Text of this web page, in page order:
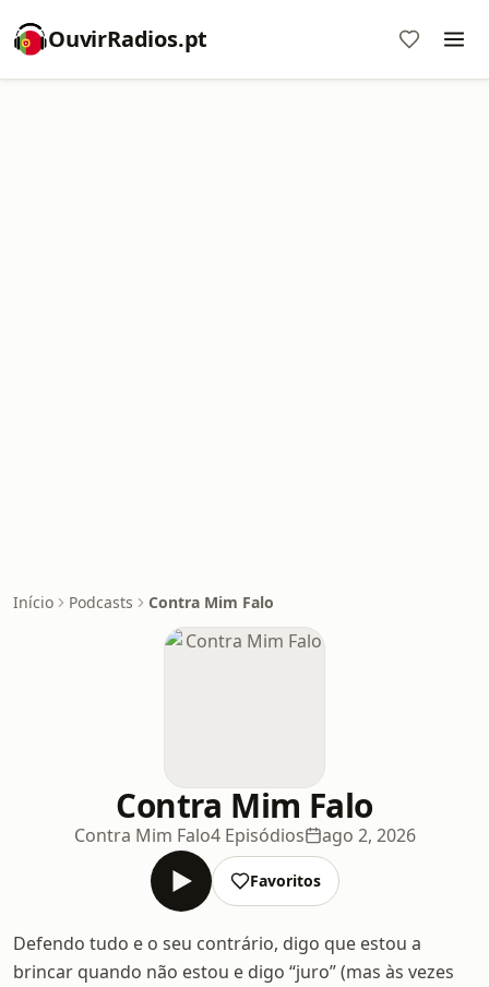
OuvirRadios.pt
Início Podcasts Contra Mim Falo
Contra Mim Falo
Contra Mim Falo4 Episódios ago 2, 2026
Favoritos
Defendo tudo e o seu contrário, digo que estou a
brincar quando não estou e digo “juro” (mas às vezes